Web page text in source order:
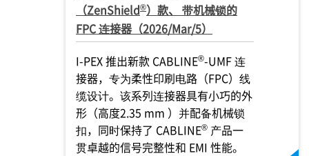
（ZenShield®）款、 带机械锁的
FPC 连接器（2026/Mar/5）
I-PEX推出新款 CABLINE®-UMF 连
接器，专为柔性印刷电路（FPC）线
缆设计。该系列连接器具有小巧的外
形（高度2.35 mm ）并配备机械锁
扣，同时保持了 CABLINE® 产品一
贯卓越的信号完整性和 EMI 性能。